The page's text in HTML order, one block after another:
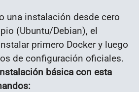
una instalación desde cero
(Ubuntu/Debian), el
primero Docker y luego
de configuración oficiales.
básica con esta